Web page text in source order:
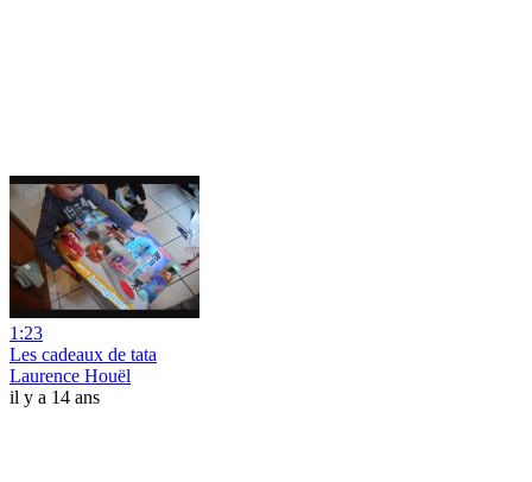
1:23
Les cadeaux de tata
Laurence Houël
il y a 14 ans